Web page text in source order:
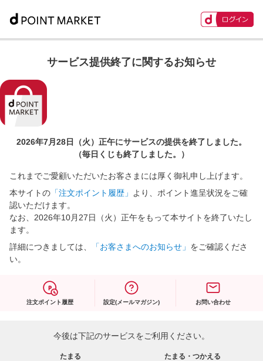
サービス提供終了に関するお知らせ
2026年7月28日（火）正午にサービスの提供を終了しました。
（毎日くじも終了しました。）
これまでご愛顧いただいたお客さまには厚く御礼申し上げます。
本サイトの 「注文ポイント履歴」
より、ポイント進呈状況をご確
認いただけます。
なお、2026年10月27日（火）正午をもって本サイトを終了いたし
ます。
詳細につきましては、
「お客さまへのお知らせ」 をご確認くださ
い。
注文ポイント履歴 設定(メールマガジン) お問い合わせ
今後は下記のサービスをご利用ください。
たまる たまる・つかえる